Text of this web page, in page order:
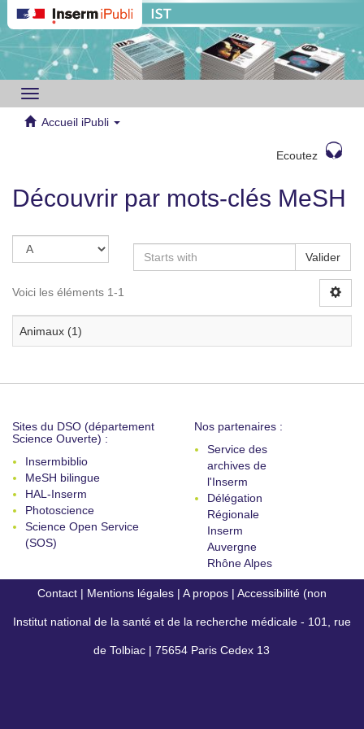
Toggle
navigation
Accueil iPubli
Ecoutez
Découvrir par mots-clés MeSH
Valider
Voici les éléments 1-1
Animaux (1)
Sites du DSO (département
Science Ouverte) :
Insermbiblio
MeSH bilingue
HAL-Inserm
Photoscience
Science Open Service
(SOS)
Nos partenaires :
Service des
archives de
l'Inserm
Délégation
Régionale
Inserm
Auvergne
Rhône Alpes
Contact | Mentions légales | A propos | Accessibilité (non
conforme)
Institut national de la santé et de la recherche médicale - 101, rue
de Tolbiac | 75654 Paris Cedex 13